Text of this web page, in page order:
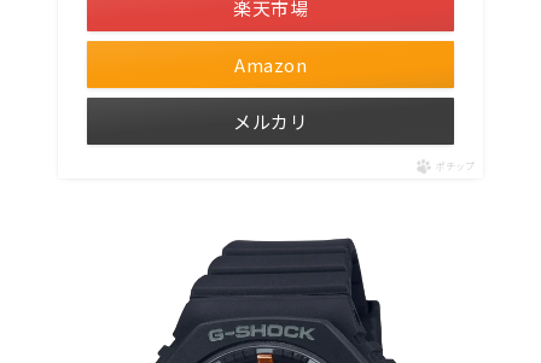
Amazon
楽天市場
メルカリ
ポチップ